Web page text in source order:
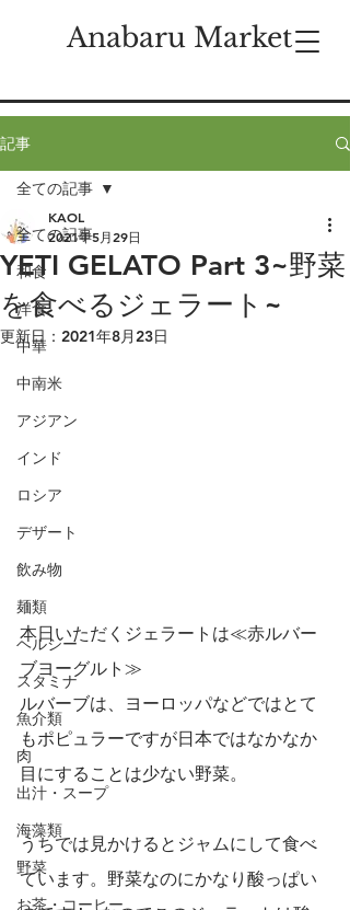
Anabaru Market
記事
全ての記事
和食
洋食
中華
中南米
アジアン
インド
ロシア
デザート
飲み物
麺類
ヘルシー
スタミナ
魚介類
肉
出汁・スープ
海藻類
野菜
お茶・コーヒー
全ての記事
YETI GELATO Part 3~野菜
を食べるジェラート~
KAOL
2021年5月29日
更新日： 2021年8月23日
本日いただくジェラートは≪赤ルバー
ブヨーグルト≫
ルバーブは、ヨーロッパなどではとて
もポピュラーですが日本ではなかなか
目にすることは少ない野菜。
うちでは見かけるとジャムにして食べ
ています。野菜なのにかなり酸っぱい